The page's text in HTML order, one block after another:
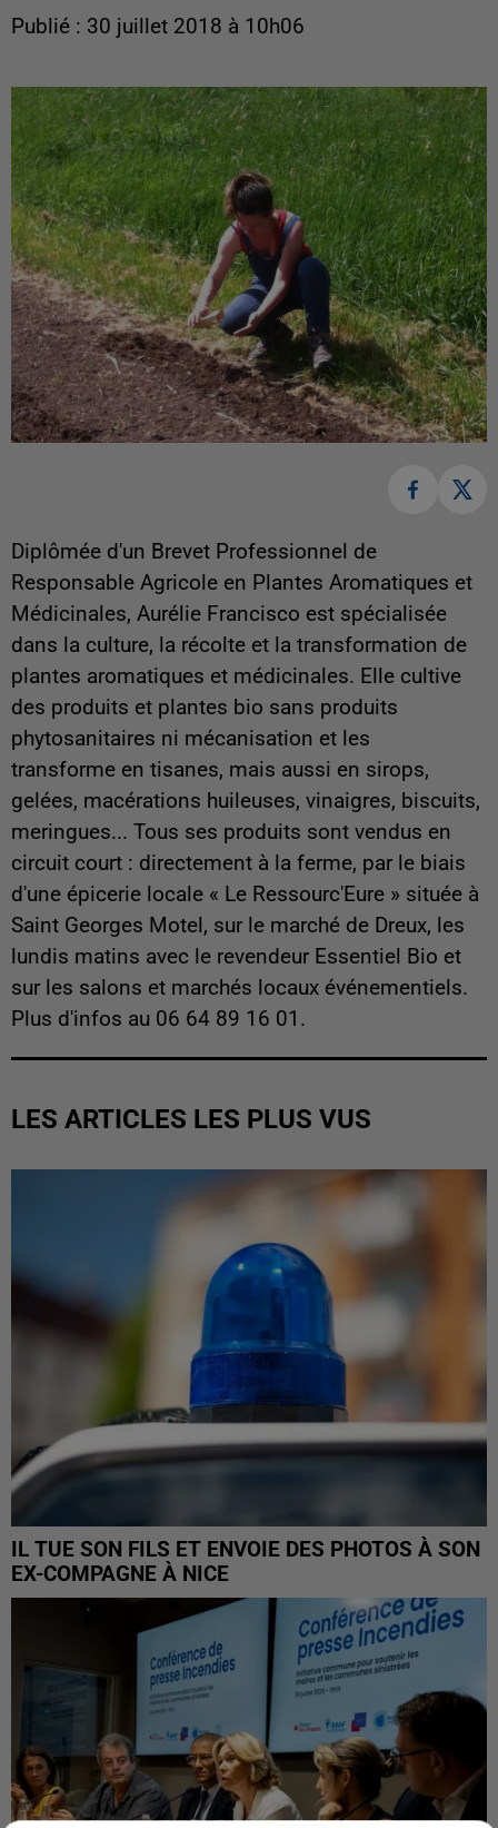
Publié : 30 juillet 2018 à 10h06
Diplômée d'un Brevet Professionnel de
Responsable Agricole en Plantes Aromatiques et
Médicinales, Aurélie Francisco est spécialisée
dans la culture, la récolte et la transformation de
plantes aromatiques et médicinales. Elle cultive
des produits et plantes bio sans produits
phytosanitaires ni mécanisation et les
transforme en tisanes, mais aussi en sirops,
gelées, macérations huileuses, vinaigres, biscuits,
meringues... Tous ses produits sont vendus en
circuit court : directement à la ferme, par le biais
d'une épicerie locale « Le Ressourc'Eure » située à
Saint Georges Motel, sur le marché de Dreux, les
lundis matins avec le revendeur Essentiel Bio et
sur les salons et marchés locaux événementiels.
Plus d'infos au 06 64 89 16 01.
LES ARTICLES LES PLUS VUS
IL TUE SON FILS ET ENVOIE DES PHOTOS À SON
EX-COMPAGNE À NICE